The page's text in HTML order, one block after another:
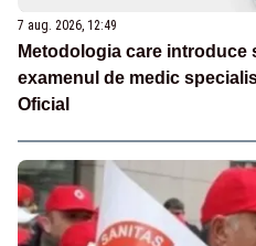
7 aug. 2026, 12:49
Metodologia care introduce
examenul de medic
Oficial